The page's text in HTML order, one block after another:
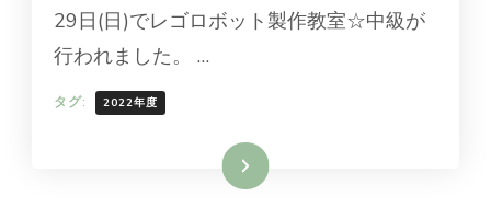
29日(日)でレゴロボット製作教室☆中級が
行われました。 …
タグ: 2022年度
続きを読む